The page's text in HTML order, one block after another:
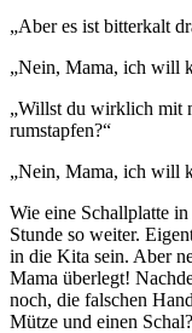
„Aber es ist bitterkalt
„Nein, Mama, ich will
„Willst du wirklich mit
rumstapfen?“
„Nein, Mama, ich will
Wie eine Schallplatte
Stunde so weiter.
in die Kita sein. Aber
Mama überlegt!
noch, die falschen
Mütze und einen